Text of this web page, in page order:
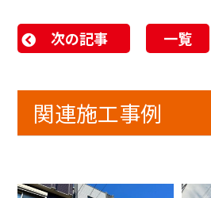
次の記事 一覧
関連施工事例